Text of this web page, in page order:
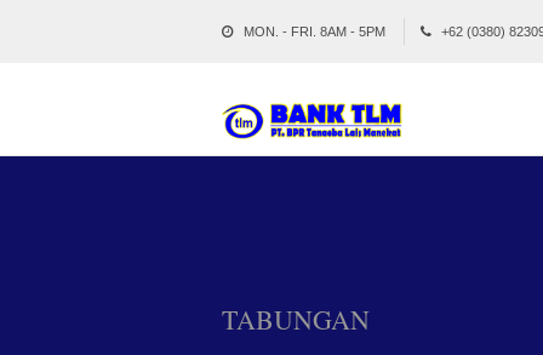
MON. - FRI. 8AM - 5PM +62 (0380)
TABUNGAN